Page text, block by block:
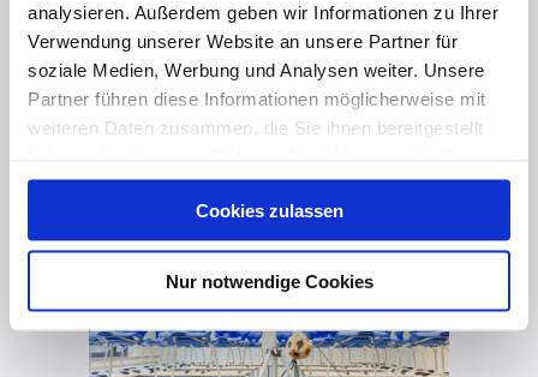
analysieren. Außerdem geben wir Informationen zu Ihrer
Verwendung unserer Website an unsere Partner für
soziale Medien, Werbung und Analysen weiter. Unsere
Partner führen diese Informationen möglicherweise mit
weiteren Daten zusammen, die Sie ihnen bereitgestellt
gesammelt haben. Hier finden Sie Informationen zum
und unserImpressum.
Cookies zulassen
Nur notwendige Cookies
vor 3 Jahren